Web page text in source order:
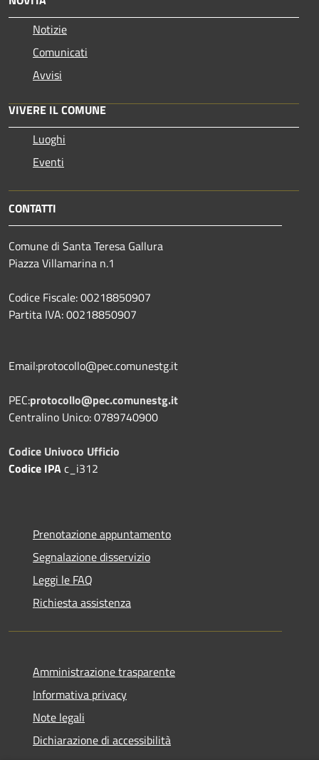
Notizie
Comunicati
Avvisi
VIVERE IL COMUNE
Luoghi
Eventi
CONTATTI
Comune di Santa Teresa Gallura
Piazza Villamarina n.1
Codice Fiscale: 00218850907
Partita IVA: 00218850907
Email:protocollo@pec.comunestg.it
PEC:protocollo@pec.comunestg.it
Centralino Unico: 0789740900
Codice Univoco Ufficio
Codice IPAc_i312
Prenotazione appuntamento
Segnalazione disservizio
Leggi le FAQ
Richiesta assistenza
Amministrazione trasparente
Informativa privacy
Note legali
Dichiarazione di accessibilità